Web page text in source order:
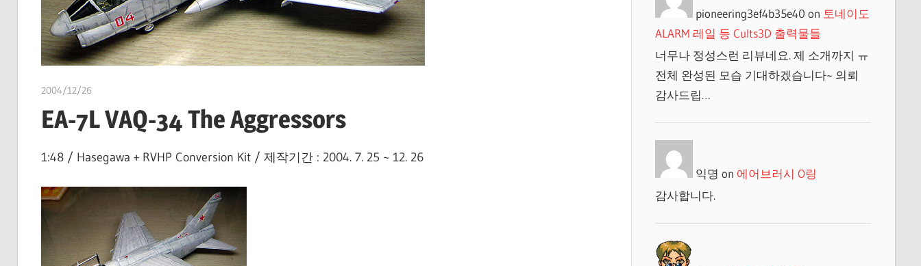
2004/12/26쭝
EA-7L VAQ-34 The Aggressors
1:48 / Hasegawa + RVHP Conversion Kit / 제작기간 : 2004. 7. 25 ~ 12. 26
pioneering3ef4b35e40 on 토네이도
ALARM 레일 등 Cults3D 출력물들
너무나 정성스런 리뷰네요. 제 소개까지 ㅠ
전체 완성된 모습 기대하겠습니다~ 의뢰
감사드립…
익명 on 에어브러시 O링
감사합니다.